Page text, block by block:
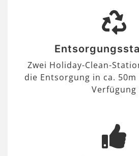
Zwei Holiday-Clean-
die Entsorgung in ca.
Verfügung